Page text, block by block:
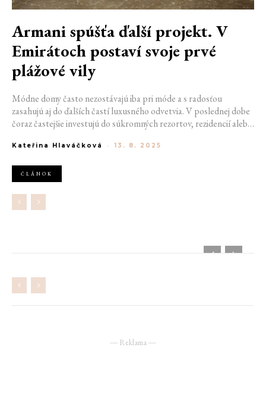
Armani spúšťa ďalší projekt. V
Emirátoch postaví svoje prvé
plážové vily
Módne domy často nezostávajú iba pri móde a s radosťou
zasahujú aj do ďalších častí luxusného odvetvia. V poslednej dobe
čoraz častejšie investujú do súkromných rezortov, rezidencií alebo
totiž oznámil plány na výstavbu svojich prvých plážových víl na
Kateřina Hlaváčková - 13. 8. 2025
ČLÁNOK
― Reklama ―